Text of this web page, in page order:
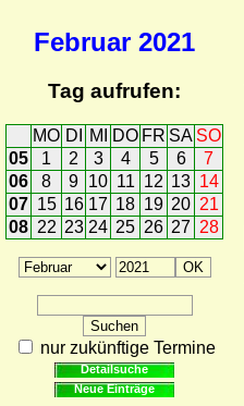
Februar 2021
Tag aufrufen:
MO DI MI DO FR SA SO
05
1 2 3 4 5 6
7
06
8 9 10 11 12 13 14
07 15 16 17 18 19 20 21
08 22 23 24 25 26 27 28
nur zukünftige Termine
Detailsuche
Neue Einträge